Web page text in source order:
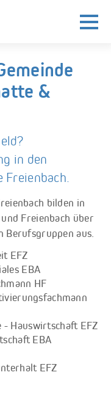
&
in den
bilden in
Freienbach über
Berufsgruppen aus.
EFZ
EBA
HF
Hauswirtschaft EFZ
EBA
EFZ